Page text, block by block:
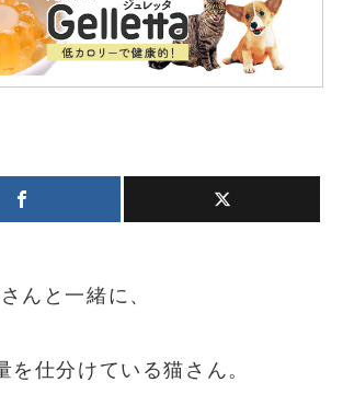
んと一緒に、
を仕分けている猫さん。